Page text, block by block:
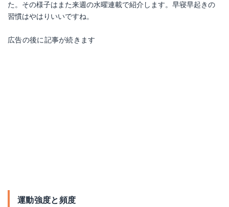
た。その様子はまた来週の水曜連載で紹介します。早寝早起きの
習慣はやはりいいですね。
広告の後に記事が続きます
運動強度と頻度